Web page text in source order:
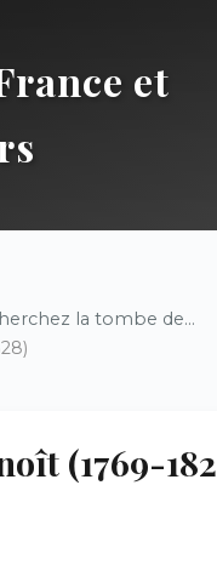
et
la tombe de...
(1769-